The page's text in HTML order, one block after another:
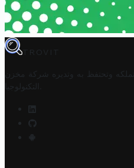
TROVIT
وتحتفظ به وتديره
شركة مخزن
التكنولوجيا